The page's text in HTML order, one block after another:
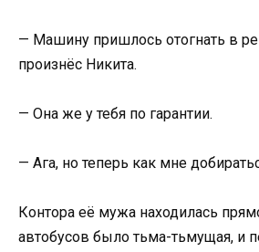
— Машину пришлось отогнать в
произнёс Никита.
— Она же у тебя по гарантии.
— Ага, но теперь как мне
Контора её мужа находилась
автобусов было тьма-тьмущая,